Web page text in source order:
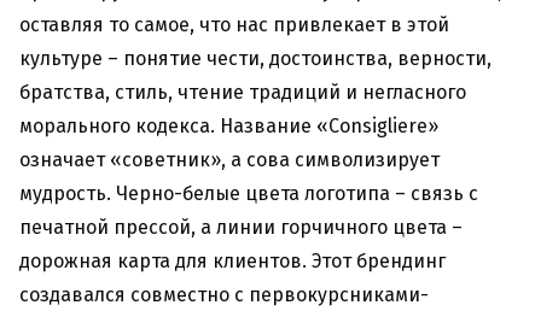
оставляя то самое, что нас привлекает в этой
культуре – понятие чести, достоинства, верности,
братства, стиль, чтение традиций и негласного
морального кодекса. Название «Consigliere»
означает «советник», а сова символизирует
мудрость. Черно-белые цвета логотипа – связь с
печатной прессой, а линии горчичного цвета –
дорожная карта для клиентов. Этот брендинг
создавался совместно с первокурсниками-